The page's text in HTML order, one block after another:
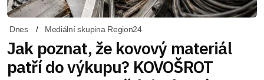
Dnes Mediální skupina Region24
Jak poznat, že kovový materiál
patří do výkupu? KOVOŠROT